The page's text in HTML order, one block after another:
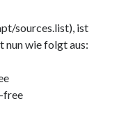
sources.list), ist
nun wie folgt aus:
free